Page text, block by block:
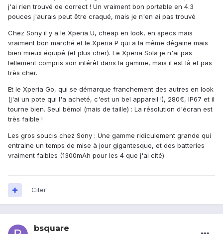
j'ai rien trouvé de correct ! Un vraiment bon portable en 4.3
pouces j'aurais peut être craqué, mais je n'en ai pas trouvé
Chez Sony il y a le Xperia U, cheap en look, en specs mais
vraiment bon marché et le Xperia P qui a la même dégaine mais
bien mieux équipé (et plus cher). Le Xperia Sola je n'ai pas
tellement compris son intérêt dans la gamme, mais il est là et pas
très cher.
Et le Xperia Go, qui se démarque franchement des autres en look
(j'ai un pote qui l'a acheté, c'est un bel appareil !), 280€, IP67 et il
tourne bien. Seul bémol (mais de taille) : La résolution d'écran est
très faible !
Les gros soucis chez Sony : Une gamme ridiculement grande qui
entraine un temps de mise à jour gigantesque, et des batteries
vraiment faibles (1300mAh pour les 4 que j'ai cité)
Citer
bsquare